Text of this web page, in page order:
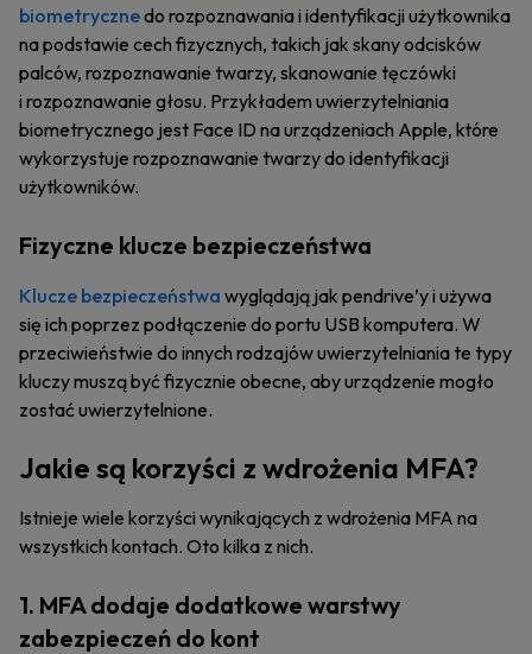
biometrycznedo rozpoznawania i identyfikacji użytkownika
na podstawie cech fizycznych, takich jak skany odcisków
palców, rozpoznawanie twarzy, skanowanie tęczówki
i rozpoznawanie głosu. Przykładem uwierzytelniania
biometrycznego jest Face ID na urządzeniach Apple, które
wykorzystuje rozpoznawanie twarzy do identyfikacji
użytkowników.
Fizyczne klucze bezpieczeństwa
Klucze bezpieczeństwa wyglądają jak pendrive’y i używa
się ich poprzez podłączenie do portu USB komputera. W
przeciwieństwie do innych rodzajów uwierzytelniania te typy
kluczy muszą być fizycznie obecne, aby urządzenie mogło
zostać uwierzytelnione.
Jakie są korzyści z wdrożenia MFA?
Istnieje wiele korzyści wynikających z wdrożenia MFA na
wszystkich kontach. Oto kilka z nich.
1. MFA dodaje dodatkowe warstwy
zabezpieczeń do kont